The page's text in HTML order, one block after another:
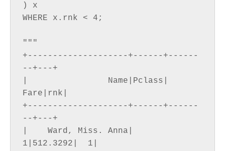
) x
WHERE x.rnk < 4;
"""
+--------------------+------+------
--+---+
|                Name|Pclass|
Fare|rnk|
+--------------------+------+------
--+---+
|    Ward, Miss. Anna|
1|512.3292|  1|